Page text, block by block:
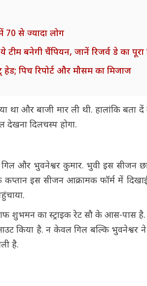
70 से ज्यादा लोग
बनेगी चैंपियन, जानें रिजर्व डे का पूरा
पिच रिपोर्ट और मौसम का मिजाज
और बाजी मार ली थी. हालांकि बता दें
देखना दिलचस्प होगा.
और भुवनेश्वर कुमार. भुवी इस सीजन
इस सीजन आक्रामक फॉर्म में
शुभमन का स्ट्राइक रेट सौ के आस-पास
किया है. न केवल गिल बल्कि भुवनेश्वर
है.